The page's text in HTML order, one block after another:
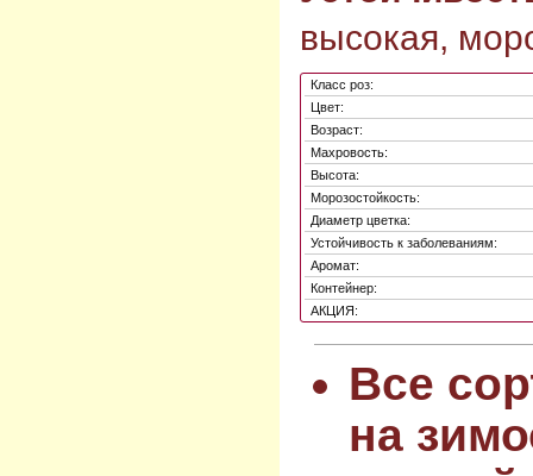
высокая,
Класс роз:
Цвет:
Возраст:
Махровость:
Высота:
Морозостойкость:
Диаметр цветка:
Устойчивость к заболеваниям:
Аромат:
Контейнер:
АКЦИЯ:
Все
на